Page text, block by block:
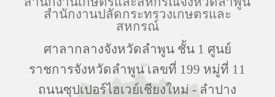
สำนักงานปลัดกระทรวงเกษตรและ
สหกรณ์
ศาลากลางจังหวัดลำพูน ชั้น 1 ศูนย์
ราชการจังหวัดลำพูน เลขที่ 199 หมู่ที่ 11
ถนนซุปเปอร์ไฮเวย์เชียงใหม่ - ลำปาง